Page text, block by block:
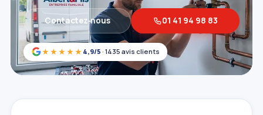
★★★★★ 4,9/5 · 1435 avis clients
Contactez‑nous 01 41 94 98 83